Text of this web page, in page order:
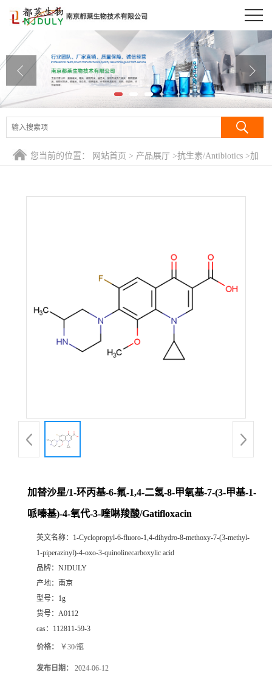
公司首页
公司介绍
公司动态
产品展厅
证书荣誉
您当前的位置： 网站首页 > 产品展厅 >抗生素/Antibiotics >加
加替沙星/1-环丙基-6-氟-1,4-二氢-8-甲氧基-7-(3-甲基-1-
哌嗪基)-4-氧代-3-喹啉羧酸/Gatifloxacin
英文名称： 1-Cyclopropyl-6-fluoro-1,4-dihydro-8-methoxy-7-(3-methyl-
1-piperazinyl)-4-oxo-3-quinolinecarboxylic acid
品牌： NJDULY
产地： 南京
型号： 1g
货号： A0112
cas： 112811-59-3
价格： ￥30/瓶
发布日期： 2024-06-12